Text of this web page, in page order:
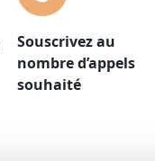
Souscrivez au
nombre d’appels
souhaité